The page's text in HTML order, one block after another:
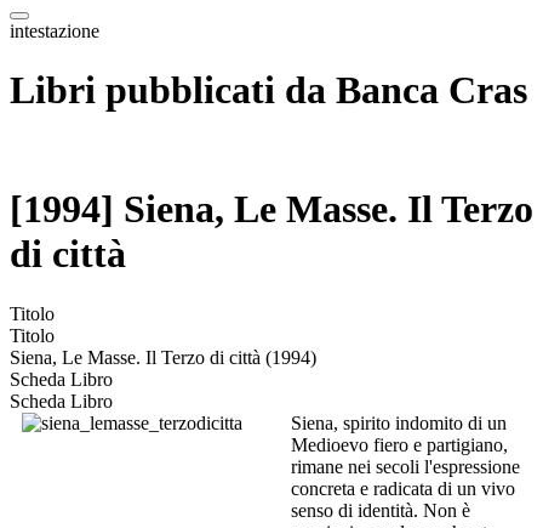
intestazione
Libri pubblicati da Banca Cras
[1994] Siena, Le Masse. Il Terzo
di città
Titolo
Titolo
Siena, Le Masse. Il Terzo di città (1994)
Scheda Libro
Scheda Libro
Siena, spirito indomito di un
Medioevo fiero e partigiano,
rimane nei secoli l'espressione
concreta e radicata di un vivo
senso di identità. Non è